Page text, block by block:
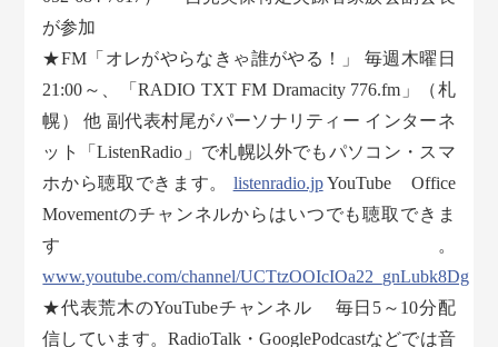
が参加
★FM「オレがやらなきゃ誰がやる！」 毎週木曜日
21:00～、「RADIO TXT FM Dramacity 776.fm」（札
幌） 他 副代表村尾がパーソナリティー インターネ
ット「ListenRadio」で札幌以外でもパソコン・スマ
ホから聴取できます。 listenradio.jpYouTube Office
Movementのチャンネルからはいつでも聴取できま
す。
www.youtube.com/channel/UCTtzOOIcIOa22_gnLubk8Dg
★代表荒木のYouTubeチャンネル 毎日5～10分配
信しています。RadioTalk・GooglePodcastなどでは音